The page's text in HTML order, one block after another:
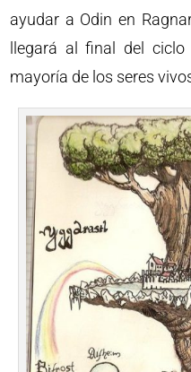
ayudar a Odin en
llegará al final del
mayoría de los seres